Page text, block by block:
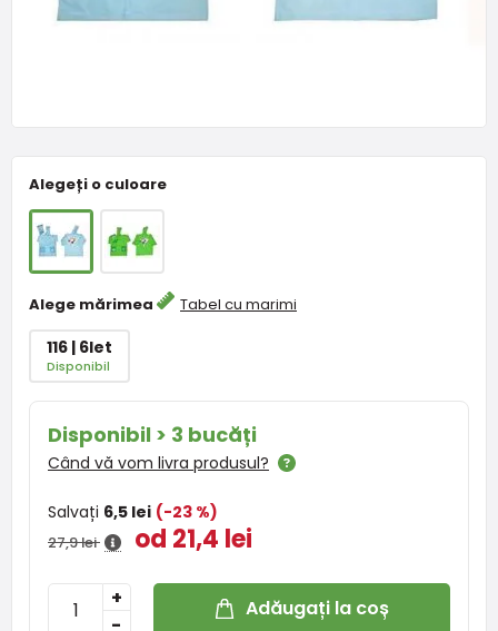
Alegeți o culoare
Alege mărimea Tabel cu marimi
116 | 6let
Disponibil
Disponibil > 3 bucăți
Când vă vom livra produsul?
Salvați 6,5 lei (-23 %)
27,9 lei od 21,4 lei
-
+ Adăugați la coș